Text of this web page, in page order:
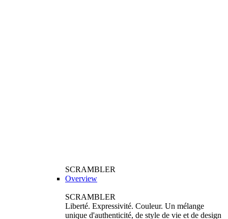
SCRAMBLER
Overview
SCRAMBLER
Liberté. Expressivité. Couleur. Un mélange
unique d'authenticité, de style de vie et de design